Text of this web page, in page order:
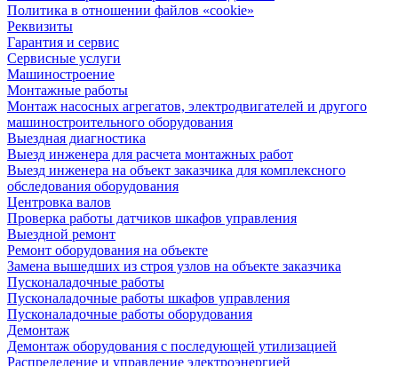
Политика в отношении файлов «cookie»
Реквизиты
Гарантия и сервис
Сервисные услуги
Машиностроение
Монтажные работы
Монтаж насосных агрегатов, электродвигателей и другого
машиностроительного оборудования
Выездная диагностика
Выезд инженера для расчета монтажных работ
Выезд инженера на объект заказчика для комплексного
обследования оборудования
Центровка валов
Проверка работы датчиков шкафов управления
Выездной ремонт
Ремонт оборудования на объекте
Замена вышедших из строя узлов на объекте заказчика
Пусконаладочные работы
Пусконаладочные работы шкафов управления
Пусконаладочные работы оборудования
Демонтаж
Демонтаж оборудования с последующей утилизацией
Распределение и управление электроэнергией